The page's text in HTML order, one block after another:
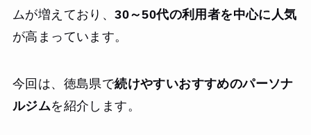
ムが増えており、30～50代の利用者を中心に人気
が高まっています。
今回は、徳島県で続けやすいおすすめのパーソナ
ルジムを紹介します。